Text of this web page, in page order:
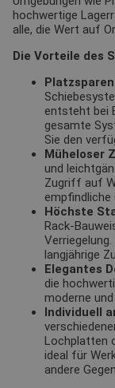
hochwertige
alle, die Wert auf
Die Vorteile des
entsteht bei
gesamte
Sie den
Müheloser
und
Zugriff auf
empfindliche
Höchste
Rack-
langjährige
Elegantes
die
moderne
Individuell
Lochplatten
ideal für
andere